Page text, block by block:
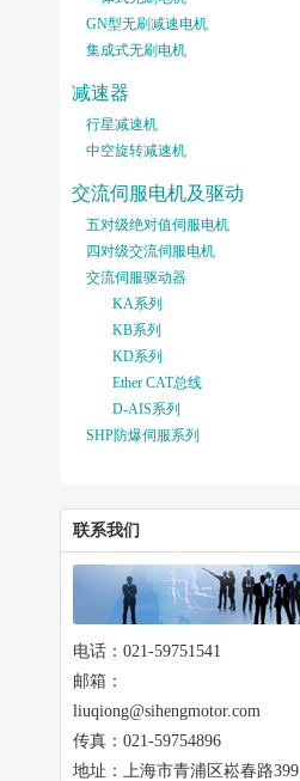
GN型无刷减速电机
集成式无刷电机
减速器
行星减速机
中空旋转减速机
交流伺服电机及驱动
五对级绝对值伺服电机
四对级交流伺服电机
交流伺服驱动器
KA系列
KB系列
KD系列
Ether CAT总线
D-AIS系列
SHP防爆伺服系列
联系我们
电话：021-59751541
邮箱：
liuqiong@sihengmotor.com
传真：021-59754896
地址：上海市青浦区崧春路399